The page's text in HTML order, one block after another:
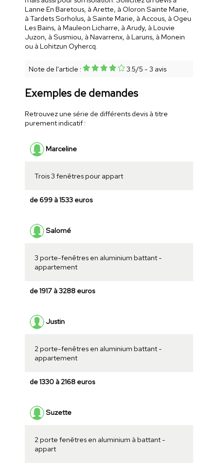
Lanne En Baretous, à Arette, à Oloron Sainte Marie,
à Tardets Sorholus, à Sainte Marie, à Accous, à Ogeu
Les Bains, à Mauleon Licharre, à Arudy, à Louvie
Juzon, à Susmiou, à Navarrenx, à Laruns, à Monein
ou à Lohitzun Oyhercq.
Note de l'article : 3.5/5 - 3 avis
Exemples de demandes
Retrouvez une série de différents devis à titre
purement indicatif :
Marceline
Trois 3 fenêtres pour appart
de 699 à 1533 euros
Salomé
3 porte-fenêtres en aluminium battant -
appartement
de 1917 à 3288 euros
Justin
2 porte-fenêtres en aluminium battant -
appartement
de 1330 à 2168 euros
Suzette
2 porte fenêtres en aluminium à battant -
appart